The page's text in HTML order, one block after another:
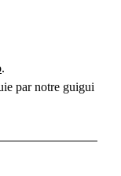
.
par notre guigui